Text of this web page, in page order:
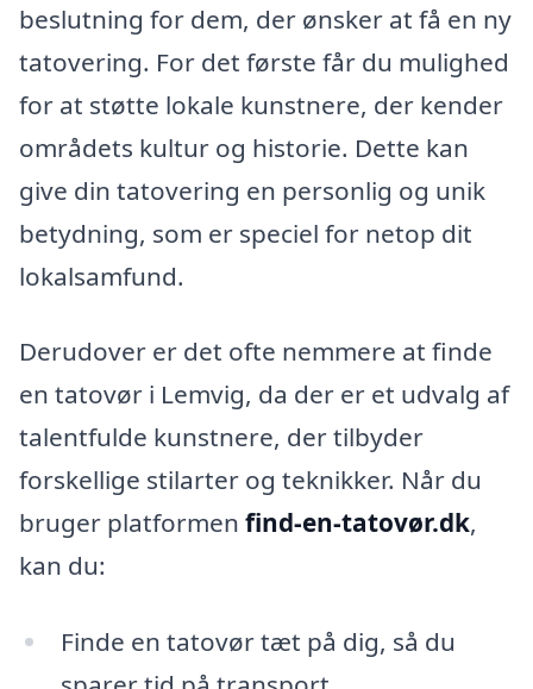
beslutning for dem, der ønsker at få en ny
tatovering. For det første får du mulighed
for at støtte lokale kunstnere, der kender
områdets kultur og historie. Dette kan
give din tatovering en personlig og unik
betydning, som er speciel for netop dit
lokalsamfund.
Derudover er det ofte nemmere at finde
en tatovør i Lemvig, da der er et udvalg af
talentfulde kunstnere, der tilbyder
forskellige stilarter og teknikker. Når du
bruger platformen find-en-tatovør.dk,
kan du:
Finde en tatovør tæt på dig, så du